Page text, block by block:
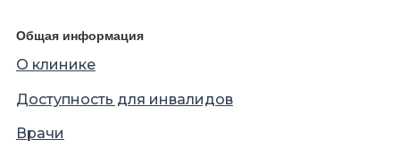
Общая информация
О клинике
Доступность для инвалидов
Врачи